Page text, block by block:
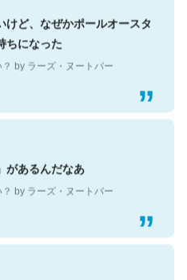
けど、なぜかポールオースタ
ちになった
by ラーズ・ヌートバー
があるんだなあ
by ラーズ・ヌートバー